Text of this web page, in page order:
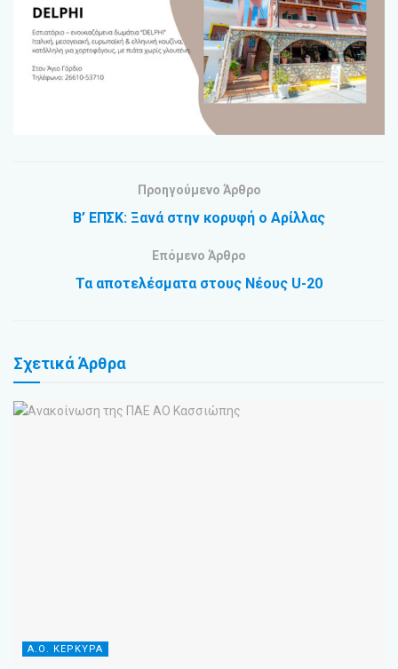
Προηγούμενο Άρθρο
Β’ ΕΠΣΚ: Ξανά στην κορυφή ο Αρίλλας
Επόμενο Άρθρο
Τα αποτελέσματα στους Νέους U-20
ΣχετικάΆρθρα
Α.Ο. ΚΕΡΚΥΡΑ